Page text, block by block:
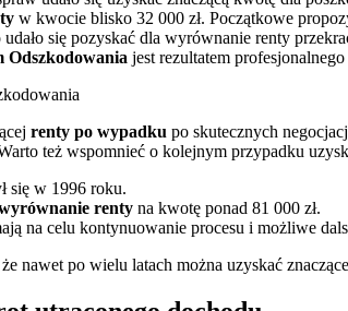
w kwocie blisko 32 000 zł. Początkowe
się pozyskać dla wyrównanie renty
Odszkodowania jest rezultatem
renty po wypadku po skutecznych
też wspomnieć o kolejnym przypadku
się w 1996 roku.
renty na kwotę ponad 81 000 zł.
na celu kontynuowanie procesu i możliwe
nawet po wielu latach można uzyskać